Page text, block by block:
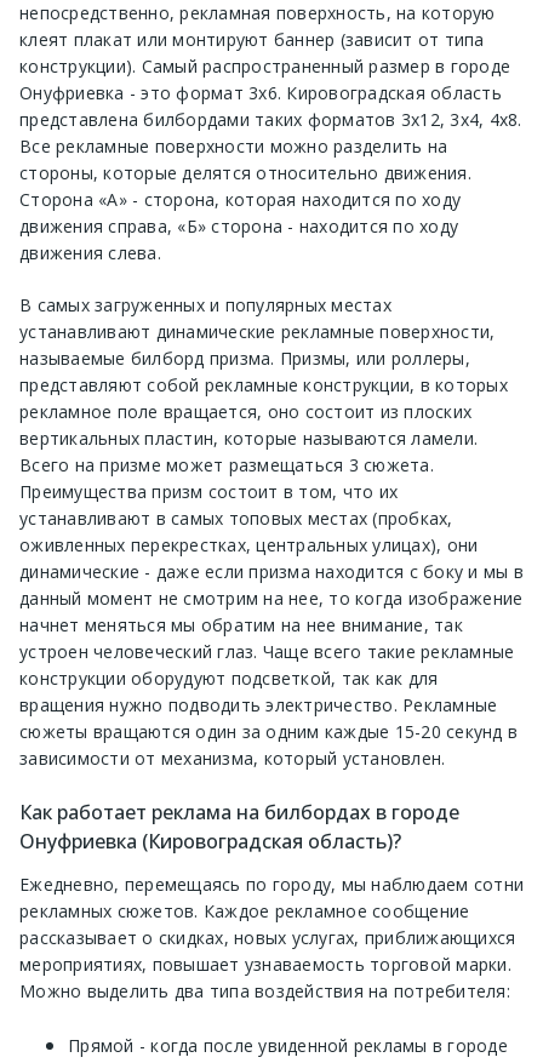
непосредственно, рекламная поверхность, на которую
клеят плакат или монтируют баннер (зависит от типа
конструкции). Самый распространенный размер в городе
Онуфриевка - это формат 3х6. Кировоградская область
представлена билбордами таких форматов 3х12, 3х4, 4х8.
Все рекламные поверхности можно разделить на
стороны, которые делятся относительно движения.
Сторона «А» - сторона, которая находится по ходу
движения справа, «Б» сторона - находится по ходу
движения слева.
В самых загруженных и популярных местах
устанавливают динамические рекламные поверхности,
называемые билборд призма. Призмы, или роллеры,
представляют собой рекламные конструкции, в которых
рекламное поле вращается, оно состоит из плоских
вертикальных пластин, которые называются ламели.
Всего на призме может размещаться 3 сюжета.
Преимущества призм состоит в том, что их
устанавливают в самых топовых местах (пробках,
оживленных перекрестках, центральных улицах), они
динамические - даже если призма находится с боку и мы в
данный момент не смотрим на нее, то когда изображение
начнет меняться мы обратим на нее внимание, так
устроен человеческий глаз. Чаще всего такие рекламные
конструкции оборудуют подсветкой, так как для
вращения нужно подводить электричество. Рекламные
сюжеты вращаются один за одним каждые 15-20 секунд в
зависимости от механизма, который установлен.
Как работает реклама на билбордах в городе
Онуфриевка (Кировоградская область)?
Ежедневно, перемещаясь по городу, мы наблюдаем сотни
рекламных сюжетов. Каждое рекламное сообщение
рассказывает о скидках, новых услугах, приближающихся
мероприятиях, повышает узнаваемость торговой марки.
Можно выделить два типа воздействия на потребителя:
Прямой - когда после увиденной рекламы в городе